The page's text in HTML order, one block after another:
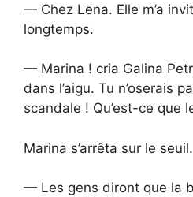
— Chez Lena. Elle m’a
longtemps.
— Marina ! cria Galina
dans l’aigu. Tu n’oserais
scandale ! Qu’est-ce que
Marina s’arrêta sur le
— Les gens diront que la